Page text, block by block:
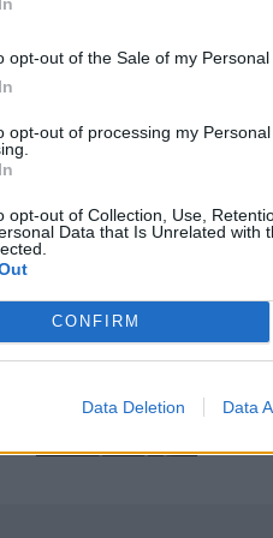
opt-out of the Sale of my Personal
opt-out of processing my
opt-out of Collection, Use,
Data that Is Unrelated with
CONFIRM
Data Deletion Data
του CRETALIVE
ΕΊΔΗΣΗ
το 2026
διαβατήρια στον κόσμο το
Μακελειό σε σχολείο στην
ετών η σταρ του TikTokΠυρά
Πυρά